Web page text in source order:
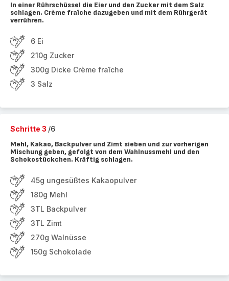
In einer Rührschüssel die Eier und den Zucker mit dem Salz
schlagen. Crème fraîche dazugeben und mit dem Rührgerät
verrühren.
6 Ei
210g Zucker
300g Dicke Crème fraîche
3 Salz
Schritte 3 /6
Mehl, Kakao, Backpulver und Zimt sieben und zur vorherigen
Mischung geben, gefolgt von dem Wahlnussmehl und den
Schokostückchen. Kräftig schlagen.
45g ungesüßtes Kakaopulver
180g Mehl
3TL Backpulver
3TL Zimt
270g Walnüsse
150g Schokolade